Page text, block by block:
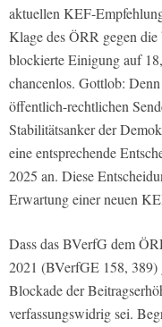
aktuellen KEF-
Klage des ÖRR gegen
blockierte Einigung auf
chancenlos. Gottlob:
öffentlich-rechtlichen
Stabilitätsanker der
eine entsprechende
2025 an. Diese
Erwartung einer neuen
Dass das BVerfG dem
2021 (BVerfGE 158, 389)
Blockade der
verfassungswidrig sei.